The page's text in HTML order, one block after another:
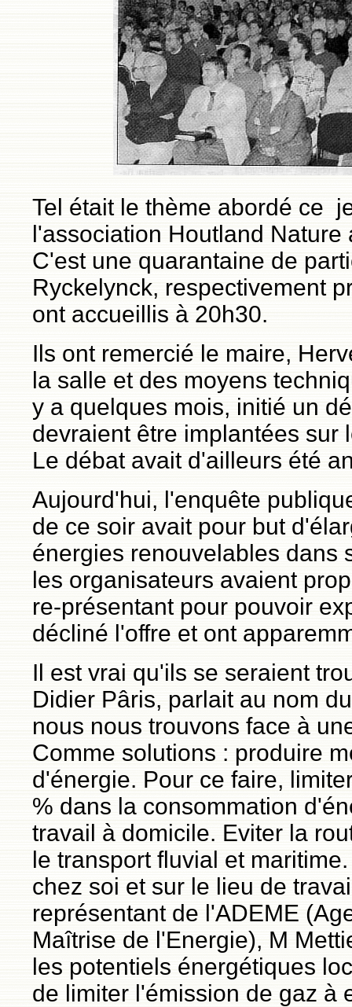
Tel était le thème abordé ce
l'association Houtland
C'est une quarantaine de
Ryckelynck, respectivement
ont accueillis à 20h30.
Ils ont remercié le maire,
la salle et des moyens
y a quelques mois, initié un
devraient être implantées sur
Le débat avait d'ailleurs été
Aujourd'hui, l'enquête
de ce soir avait pour but
énergies renouvelables dans
les organisateurs avaient
re-présentant pour pouvoir
décliné l'offre et ont
Il est vrai qu'ils se seraient
Didier Pâris, parlait au nom
nous nous trouvons face à
Comme solutions : produire
d'énergie. Pour ce faire,
% dans la consommation
travail à domicile. Eviter la
le transport fluvial et
chez soi et sur le lieu de
représentant de l'ADEME
Maîtrise de l'Energie), M
les potentiels énergétiques
de limiter l'émission de gaz à